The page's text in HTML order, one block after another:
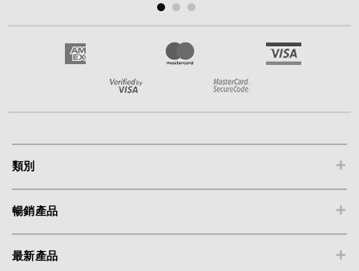
+
類別
+
暢銷產品
+
最新產品